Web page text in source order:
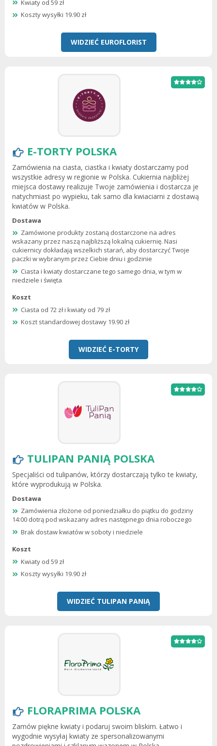
Kwiaty od 59 zł
Koszty wysyłki 19.90 zł
WIDZIEĆ EUROFLORIST
E-TORTY POLSKA
Zamówienia na ciasta, ciastka i kwiaty dostarczamy pod
wszystkie adresy w regionie w Polska. Cukiernia najbliżej
miejsca dostawy realizuje Twoje zamówienia i dostarcza je
natychmiast po wypieku, tak samo dla kwiaciarni z dostawą
kwiatów w Polska.
Dostawa
Zamówione produkty zostaną dostarczone na adres
wskazany przez naszą najbliższą lokalną cukiernię. Nasi
cukiernicy dokładają wszelkich starań, aby dostarczyć Twoje
paczki w wybranym przez Ciebie dniu i godzinie
Ciasta i kwiaty dostarczane tego samego dnia, w tym w
niedziele i święta
Koszt
Ciasta od 72 zł i kwiaty od 79 zł
Koszt standardowej dostawy 19.90 zł
WIDZIEĆ E-TORTY
TULIPAN PANIĄ POLSKA
Specjaliści od tulipanów, którzy dostarczają tylko te kwiaty,
które wyprodukują w Polska.
Dostawa
Zamówienia złożone od poniedziałku do piątku do godziny
14:00 dotrą pod wskazany adres następnego dnia roboczego
Brak dostaw kwiatów w soboty i niedziele
Koszt
Kwiaty od 59 zł
Koszty wysyłki 19.90 zł
WIDZIEĆ TULIPAN PANIĄ
FLORAPRIMA POLSKA
Zamów piękne kwiaty i podaruj swoim bliskim. Łatwo i
wygodnie wysyłaj kwiaty ze spersonalizowanymi